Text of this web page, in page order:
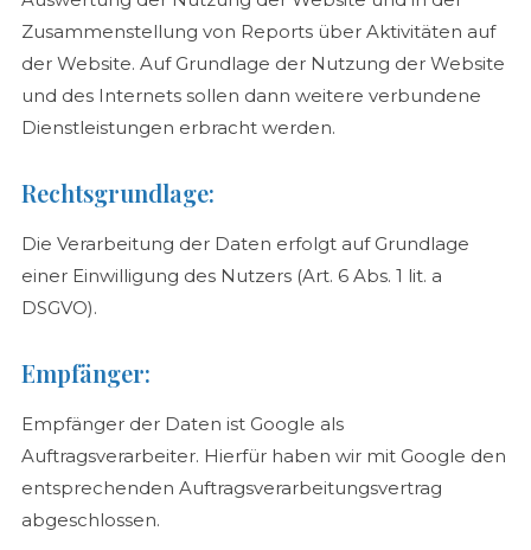
Zusammenstellung von Reports über Aktivitäten auf
der Website. Auf Grundlage der Nutzung der Website
und des Internets sollen dann weitere verbundene
Dienstleistungen erbracht werden.
Rechtsgrundlage:
Die Verarbeitung der Daten erfolgt auf Grundlage
einer Einwilligung des Nutzers (Art. 6 Abs. 1 lit. a
DSGVO).
Empfänger:
Empfänger der Daten ist Google als
Auftragsverarbeiter. Hierfür haben wir mit Google den
entsprechenden Auftragsverarbeitungsvertrag
abgeschlossen.